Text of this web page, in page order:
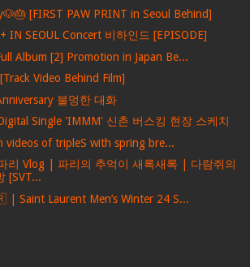
[FIRST PAW PRINT in Seoul Behind]
IN SEOUL Concert 비하인드 [EPISODE]
Album [2] Promotion in Japan Be...
Video Behind Film]
불멍한 대화
Single 'IMMM' 신촌 버스킹 현장 스케치
videos of tripleS with spring bre...
리 Vlog | 파리의 추억이 새록새록 | 다람쥐의
[SVT...
Saint Laurent Men’s Winter 24 S...